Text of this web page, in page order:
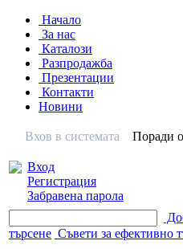
Начало
За нас
Каталози
Разпродажба
Презентации
Контакти
Новини
Вхов в системата
Вход
Регистрация
Забравена парола
Поради
търсене Съвети за ефективно